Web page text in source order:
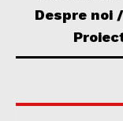
Despre noi